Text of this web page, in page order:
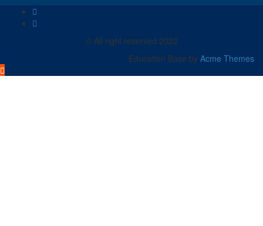
© All right reserved 2022
Education Base by Acme Themes